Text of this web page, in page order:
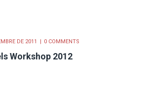
DE 2011 0 COMMENTS
Workshop 2012